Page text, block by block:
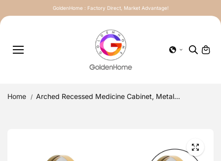
GoldenHome : Factory Direct, Market Advantage!
Home Arched Recessed Medicine Cabinet, Metal...